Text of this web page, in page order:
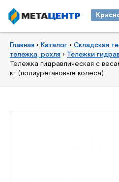
Главная › Каталог › Складская
тележка, рохля › Тележки
Тележка гидравлическая с
кг (полиуретановые колеса)